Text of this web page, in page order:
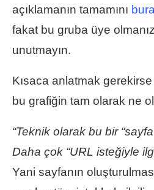
açıklamanın tamamını
fakat bu gruba üye
unutmayın.
Kısaca anlatmak
bu grafiğin tam olarak ne
“Teknik olarak bu bir
Daha çok “URL isteğiyle
Yani sayfanın